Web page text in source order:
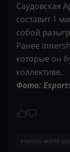
Саудовская
составит 1
собой
Ранее
которые он
коллективе.
Фото:
esports world